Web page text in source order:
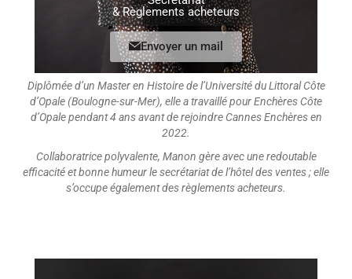
& Règlements acheteurs
Envoyer un mail
Diplômée d’un Master en Histoire de l’Université du Littoral Côte
d’Opale (Boulogne-sur-Mer), elle a travaillé pour Enchères Côte
d’Opale pendant 4 ans avant de rejoindre Cannes Enchères en
2022.
Collaboratrice polyvalente, Manon gère avec une redoutable
efficacité et bonne humeur le secrétariat de l’hôtel des ventes ; elle
s’occupe également des règlements acheteurs.